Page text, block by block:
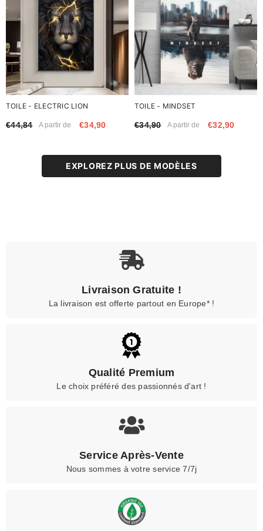
TOILE - ELECTRIC LION
€44,84 A partir de €34,90
TOILE - MINDSET
€34,90 A partir de €32,90
EXPLOREZ PLUS DE MODÈLES
Livraison Gratuite !
La livraison est offerte partout en Europe* !
Qualité Premium
Le choix préféré des passionnés d'art !
Service Après-Vente
Nous sommes à votre service 7/7j